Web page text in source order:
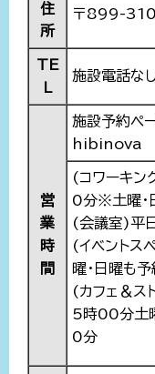
住
所
〒899-
TE
施設電話な
営
業
時
間
施設予約
hibinova
(コワーキ
0分※土曜・
(会議室)平
(イベント
曜・日曜も
(カフェ＆ス
5時00分土
0分